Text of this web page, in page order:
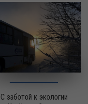
С заботой к экологии